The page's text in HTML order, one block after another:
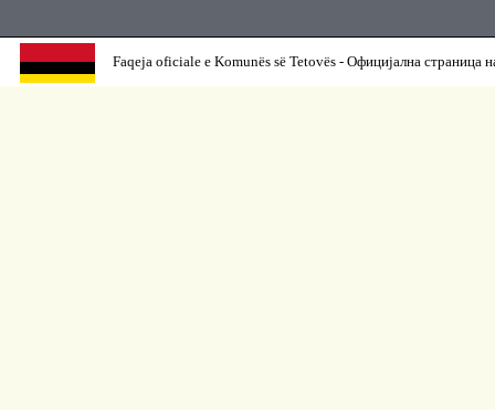
Faqeja oficiale e Komunës së Tetovës - Официјална